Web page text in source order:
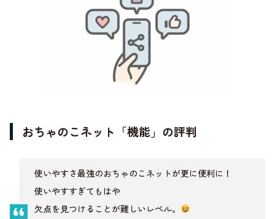
おちゃのこネット「機能」の評判
使いやすさ最強のおちゃのこネットが更に便利に！
使いやすすぎてもはや
欠点を見つけることが難しいレベル。